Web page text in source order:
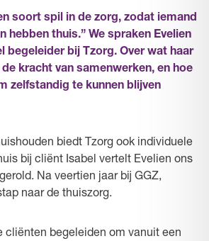
soort spil in de zorg, zodat iemand
hebben thuis.” We spraken Evelien
begeleider bij Tzorg. Over wat haar
kracht van samenwerken, en hoe
zelfstandig te kunnen blijven
biedt Tzorg ook individuele
bij cliënt Isabel vertelt Evelien ons
Na veertien jaar bij GGZ,
naar de thuiszorg.
cliënten begeleiden om vanuit een